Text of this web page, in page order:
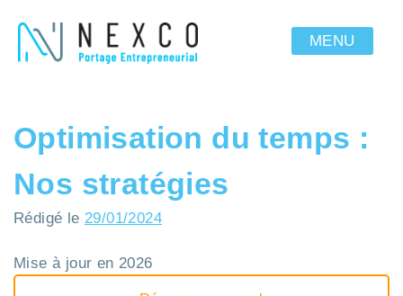
MENU
Optimisation du temps :
Nos stratégies
Rédigé le 29/01/2024
Mise à jour en 2026